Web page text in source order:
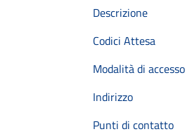
Descrizione
Codici Attesa
Modalità di accesso
Indirizzo
Punti di contatto